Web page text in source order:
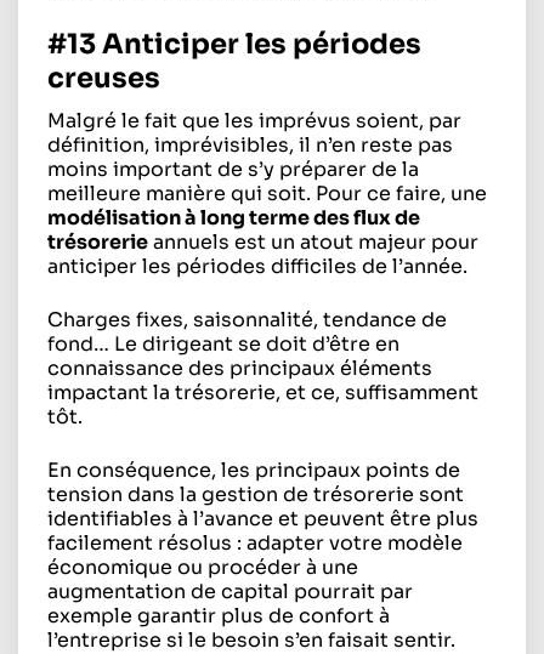
#13 Anticiper les périodes
creuses
Malgré le fait que les imprévus soient, par
définition, imprévisibles, il n’en reste pas
moins important de s’y préparer de la
meilleure manière qui soit. Pour ce faire, une
modélisation à long terme des flux de
trésorerieannuels est un atout majeur pour
anticiper les périodes difficiles de l’année.
Charges fixes, saisonnalité, tendance de
fond… Le dirigeant se doit d’être en
connaissance des principaux éléments
impactant la trésorerie, et ce, suffisamment
tôt.
En conséquence, les principaux points de
tension dans la gestion de trésorerie sont
identifiables à l’avance et peuvent être plus
facilement résolus : adapter votre modèle
économique ou procéder à une
augmentation de capital pourrait par
exemple garantir plus de confort à
l’entreprise si le besoin s’en faisait sentir.